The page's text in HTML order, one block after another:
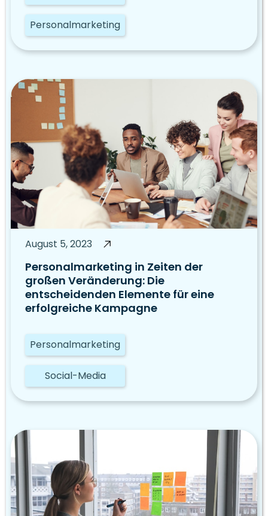
Personalmarketing
August 5, 2023
Personalmarketing in Zeiten der
großen Veränderung: Die
entscheidenden Elemente für eine
erfolgreiche Kampagne
Personalmarketing
Social-Media